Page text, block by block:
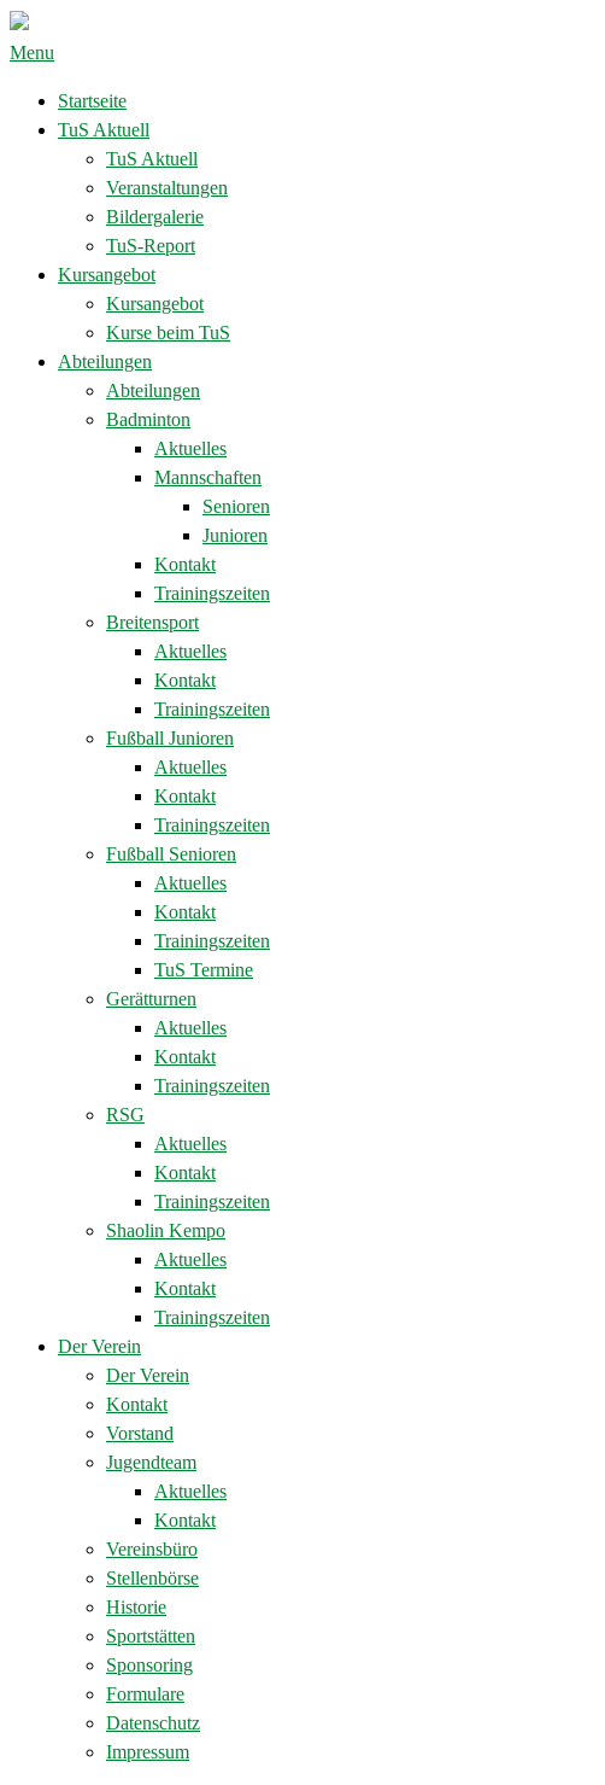
Menu
Startseite
TuS Aktuell
TuS Aktuell
Veranstaltungen
Bildergalerie
TuS-Report
Kursangebot
Kursangebot
Kurse beim TuS
Abteilungen
Abteilungen
Badminton
Aktuelles
Mannschaften
Senioren
Junioren
Kontakt
Trainingszeiten
Breitensport
Aktuelles
Kontakt
Trainingszeiten
Fußball Junioren
Aktuelles
Kontakt
Trainingszeiten
Fußball Senioren
Aktuelles
Kontakt
Trainingszeiten
TuS Termine
Gerätturnen
Aktuelles
Kontakt
Trainingszeiten
RSG
Aktuelles
Kontakt
Trainingszeiten
Shaolin Kempo
Aktuelles
Kontakt
Trainingszeiten
Der Verein
Der Verein
Kontakt
Vorstand
Jugendteam
Aktuelles
Kontakt
Vereinsbüro
Stellenbörse
Historie
Sportstätten
Sponsoring
Formulare
Datenschutz
Impressum